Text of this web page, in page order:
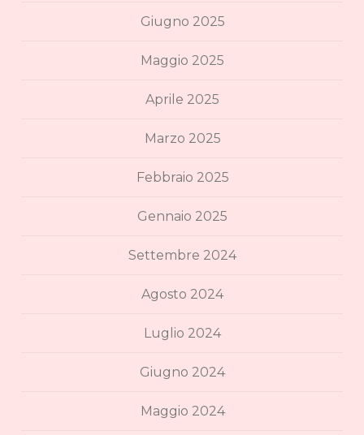
Giugno 2025
Maggio 2025
Aprile 2025
Marzo 2025
Febbraio 2025
Gennaio 2025
Settembre 2024
Agosto 2024
Luglio 2024
Giugno 2024
Maggio 2024